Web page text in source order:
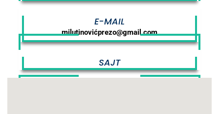
E-MAIL
milutinovićprezo@gmail.com
SAJT